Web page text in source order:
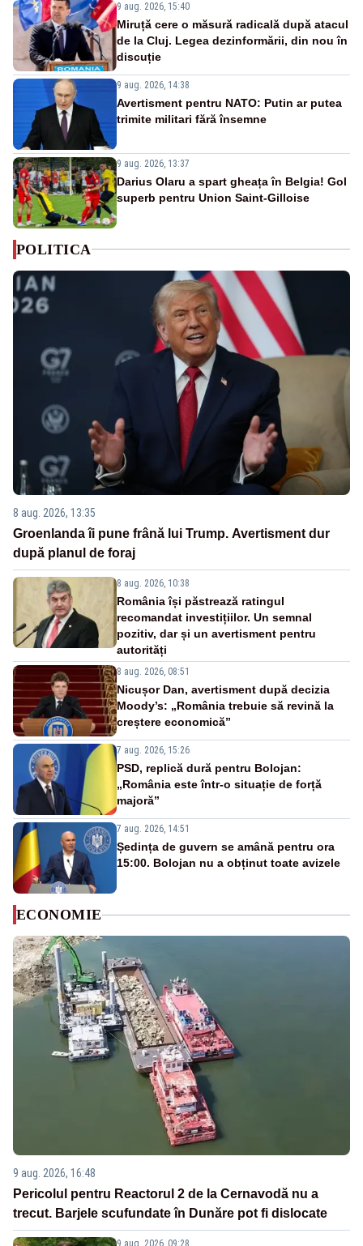
9 aug. 2026, 15:40
Miruță cere o măsură radicală după atacul
de la Cluj. Legea dezinformării, din nou în
discuție
9 aug. 2026, 14:38
Avertisment pentru NATO: Putin ar putea
trimite militari fără însemne
9 aug. 2026, 13:37
Darius Olaru a spart gheața în Belgia! Gol
superb pentru Union Saint-Gilloise
POLITICA
8 aug. 2026, 13:35
Groenlanda îi pune frână lui Trump. Avertisment dur
după planul de foraj
8 aug. 2026, 10:38
România își păstrează ratingul
recomandat investițiilor. Un semnal
pozitiv, dar și un avertisment pentru
autorități
8 aug. 2026, 08:51
Nicușor Dan, avertisment după decizia
Moody’s: „România trebuie să revină la
creștere economică”
7 aug. 2026, 15:26
PSD, replică dură pentru Bolojan:
„România este într-o situație de forță
majoră”
7 aug. 2026, 14:51
Ședința de guvern se amână pentru ora
15:00. Bolojan nu a obținut toate avizele
ECONOMIE
9 aug. 2026, 16:48
Pericolul pentru Reactorul 2 de la Cernavodă nu a
trecut. Barjele scufundate în Dunăre pot fi dislocate